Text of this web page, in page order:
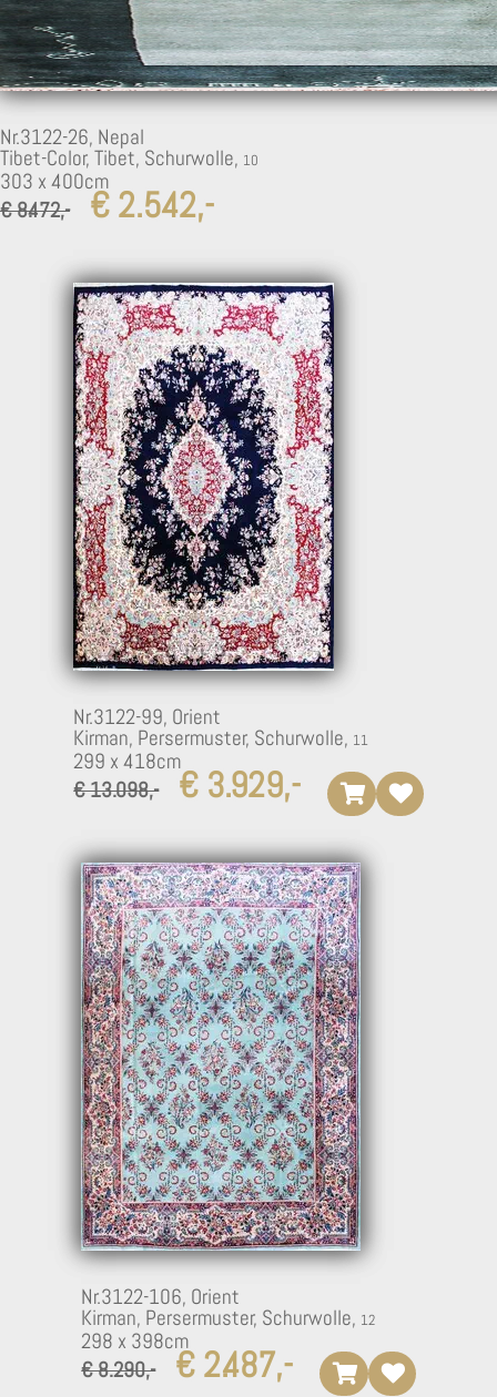
Nr.3122-26, Nepal
Tibet-Color, Tibet, Schurwolle,
303 x 400cm
€ 8.472,-
€ 2.542,-
Nr.3122-99, Orient
Kirman, Persermuster, Schurwolle,
299 x 418cm
€ 13.098,-
€ 3.929,-
Nr.3122-106, Orient
Kirman, Persermuster, Schurwolle,
298 x 398cm
€ 8.290,-
€ 2.487,-